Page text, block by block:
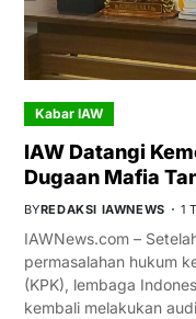
Kabar IAW
IAW Datangi
Dugaan Mafia
BYREDAKSI IAWNEWS 1
IAWNews.com –
permasalahan hukum
(KPK), lembaga
kembali melakukan